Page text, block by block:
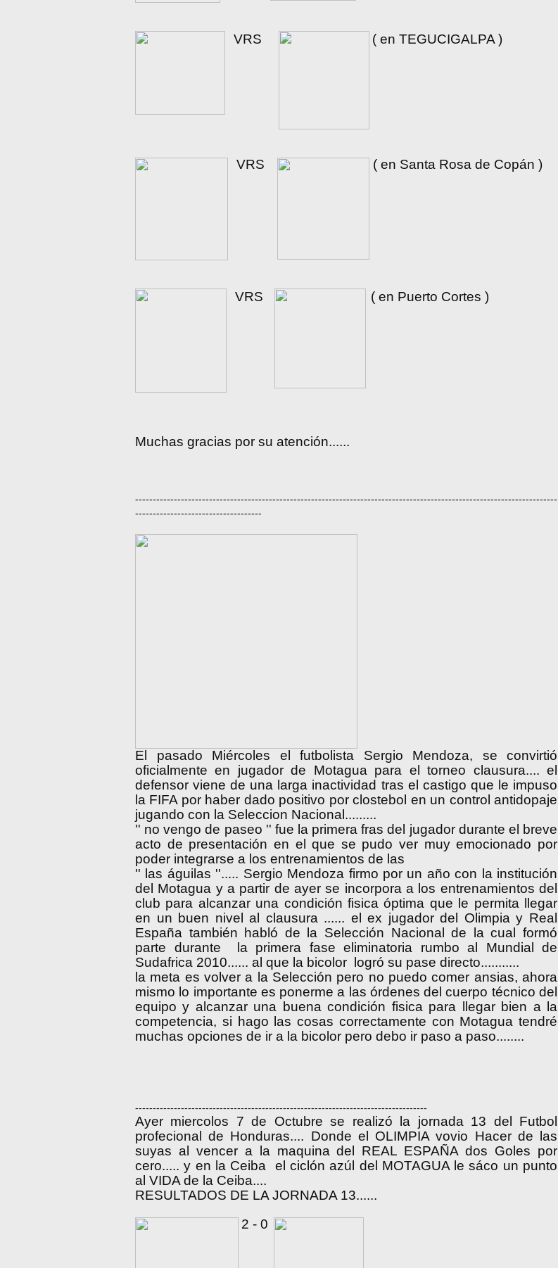
VRS ( en TEGUCIGALPA )
VRS ( en Santa Rosa de Copán )
VRS ( en Puerto Cortes )
Muchas gracias por su atención......
------------------------------------------------------------------------------------------------------------------------
------------------------------------
El pasado Miércoles el futbolista Sergio Mendoza, se convirtió
oficialmente en jugador de Motagua para el torneo clausura.... el
defensor viene de una larga inactividad tras el castigo que le impuso
la FIFA por haber dado positivo por clostebol en un control antidopaje
jugando con la Seleccion Nacional.........
'' no vengo de paseo '' fue la primera fras del jugador durante el breve
acto de presentación en el que se pudo ver muy emocionado por
poder integrarse a los entrenamientos de las
'' las águilas ''..... Sergio Mendoza firmo por un año con la institución
del Motagua y a partir de ayer se incorpora a los entrenamientos del
club para alcanzar una condición fisica óptima que le permita llegar
en un buen nivel al clausura ...... el ex jugador del Olimpia y Real
España también habló de la Selección Nacional de la cual formó
parte durante la primera fase eliminatoria rumbo al Mundial de
Sudafrica 2010...... al que la bicolor logró su pase directo...........
la meta es volver a la Selección pero no puedo comer ansias, ahora
mismo lo importante es ponerme a las órdenes del cuerpo técnico del
equipo y alcanzar una buena condición fisica para llegar bien a la
competencia, si hago las cosas correctamente con Motagua tendré
muchas opciones de ir a la bicolor pero debo ir paso a paso........
-----------------------------------------------------------------------------------
Ayer miercolos 7 de Octubre se realizó la jornada 13 del Futbol
profecional de Honduras.... Donde el OLIMPIA vovio Hacer de las
suyas al vencer a la maquina del REAL ESPAÑA dos Goles por
cero..... y en la Ceiba el ciclón azúl del MOTAGUA le sáco un punto
al VIDA de la Ceiba....
RESULTADOS DE LA JORNADA 13......
2 - 0